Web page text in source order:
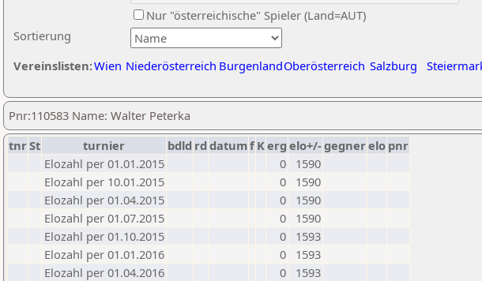
Sortierung
Nur "österreichische" Spieler (Land=AUT)
Vereinslisten:Wien Niederösterreich BurgenlandOberösterreich Salzburg
Pnr:110583 Name: Walter Peterka
tnrSt turnier bdld rd datumf Kerg elo+/-gegnerelo pnr
Elozahl per 01.01.2015
0
1590
Elozahl per 10.01.2015
0
1590
Elozahl per 01.04.2015
0
1590
Elozahl per 01.07.2015
0
1590
Elozahl per 01.10.2015
0
1593
Elozahl per 01.01.2016
0
1593
Elozahl per 01.04.2016
0
1593